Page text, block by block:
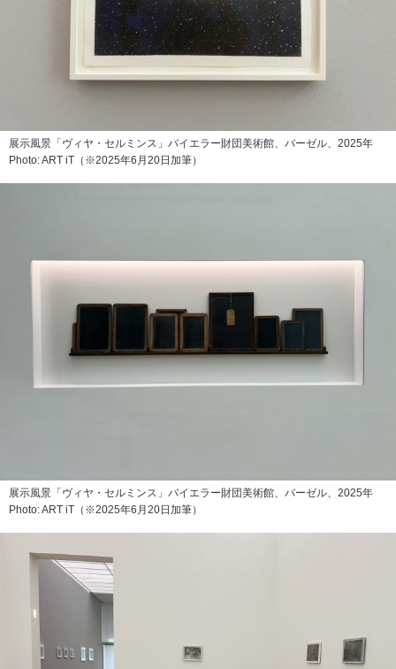
展示風景「ヴィヤ・セルミンス」バイエラー財団美術館、バーゼル、2025年
Photo: ART iT（※2025年6月20日加筆）
展示風景「ヴィヤ・セルミンス」バイエラー財団美術館、バーゼル、2025年
Photo: ART iT（※2025年6月20日加筆）